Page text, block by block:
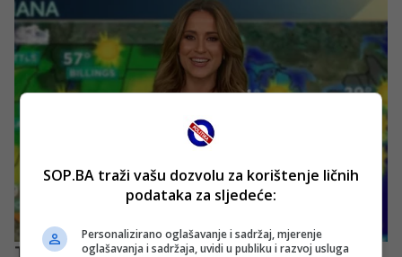
SOP.BA traži vašu dozvolu za korištenje ličnih
podataka za sljedeće:
Personalizirano oglašavanje i sadržaj, mjerenje
oglašavanja i sadržaja, uvidi u publiku i razvoj usluga